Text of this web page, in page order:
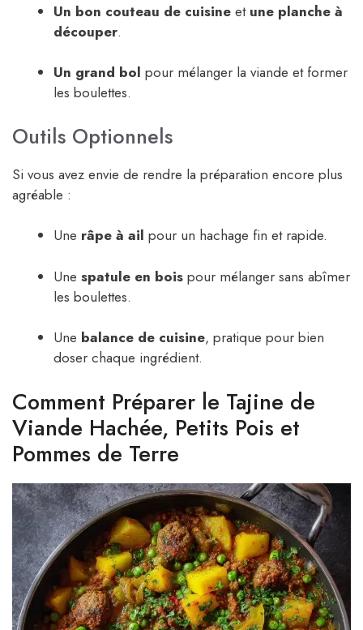
Un bon couteau de cuisine et une planche à
découper.
Un grand bol pour mélanger la viande et former
les boulettes.
Outils Optionnels
Si vous avez envie de rendre la préparation encore plus
agréable :
Une râpe à ail pour un hachage fin et rapide.
Une spatule en bois pour mélanger sans abîmer
les boulettes.
Une balance de cuisine, pratique pour bien
doser chaque ingrédient.
Comment Préparer le Tajine de
Viande Hachée, Petits Pois et
Pommes de Terre